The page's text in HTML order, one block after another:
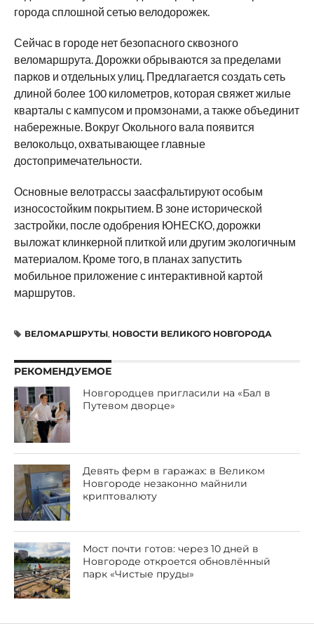
города сплошной сетью велодорожек.
Сейчас в городе нет безопасного сквозного
веломаршрута. Дорожки обрываются за пределами
парков и отдельных улиц. Предлагается создать сеть
длиной более 100 километров, которая свяжет жилые
кварталы с кампусом и промзонами, а также объединит
набережные. Вокруг Окольного вала появится
велокольцо, охватывающее главные
достопримечательности.
Основные велотрассы заасфальтируют особым
износостойким покрытием. В зоне исторической
застройки, после одобрения ЮНЕСКО, дорожки
выложат клинкерной плиткой или другим экологичным
материалом. Кроме того, в планах запустить
мобильное приложение с интерактивной картой
маршрутов.
ВЕЛОМАРШРУТЫ, НОВОСТИ ВЕЛИКОГО НОВГОРОДА
РЕКОМЕНДУЕМОЕ
Новгородцев пригласили на «Бал в
Путевом дворце»
Девять ферм в гаражах: в Великом
Новгороде незаконно майнили
криптовалюту
Мост почти готов: через 10 дней в
Новгороде откроется обновлённый
парк «Чистые пруды»